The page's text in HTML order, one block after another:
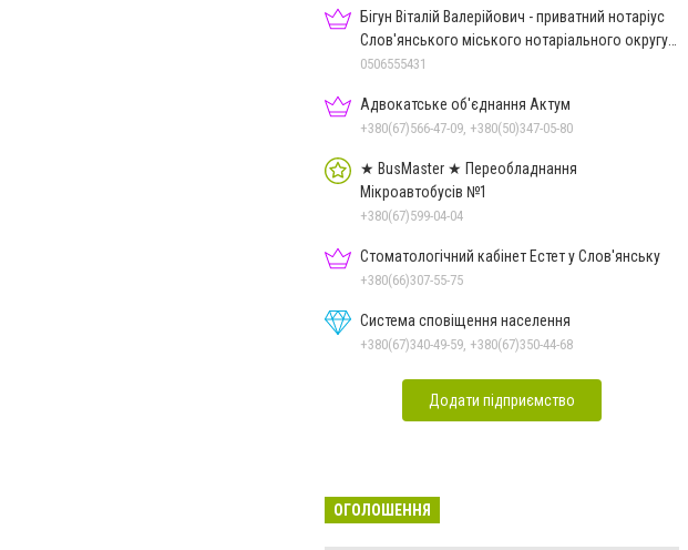
Бігун Віталій Валерійович - приватний нотаріус
Слов'янського міського нотаріального округу
Дон.обл.
0506555431
Адвокатське об'єднання Актум
+380(67)566-47-09, +380(50)347-05-80
★ BusMaster ★ Переобладнання
Мікроавтобусів №1
+380(67)599-04-04
Стоматологічний кабінет Естет у Слов'янську
+380(66)307-55-75
Система сповіщення населення
+380(67)340-49-59, +380(67)350-44-68
Додати підприємство
ОГОЛОШЕННЯ